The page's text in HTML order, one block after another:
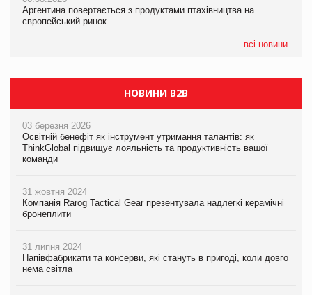
Аргентина повертається з продуктами птахівництва на
європейський ринок
всі новини
Аргентина повертається з продуктами птахівництва на
європейський ринок
Аргентина повертається з продуктами птахівництва на
європейський ринок
НОВИНИ B2B
03 березня 2026
Освітній бенефіт як інструмент утримання талантів: як
ThinkGlobal підвищує лояльність та продуктивність вашої
команди
31 жовтня 2024
Компанія Rarog Tactical Gear презентувала надлегкі керамічні
бронеплити
31 липня 2024
Напівфабрикати та консерви, які стануть в пригоді, коли довго
нема світла